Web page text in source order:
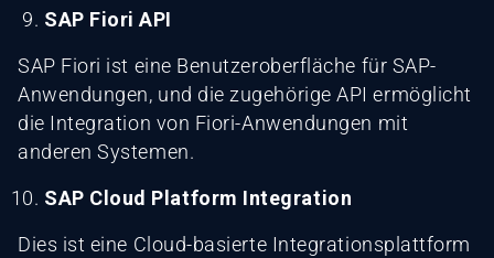
SAP Fiori API
SAP Fiori ist eine Benutzeroberfläche für SAP-
Anwendungen, und die zugehörige API ermöglicht
die Integration von Fiori-Anwendungen mit
anderen Systemen.
SAP Cloud Platform Integration
Dies ist eine Cloud-basierte Integrationsplattform